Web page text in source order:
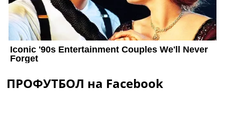
ПРОФУТБОЛ на Facebook